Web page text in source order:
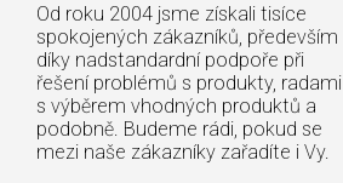
Od roku 2004 jsme získali tisíce
spokojených zákazníků, především
díky nadstandardní podpoře při
řešení problémů s produkty, radami
s výběrem vhodných produktů a
podobně. Budeme rádi, pokud se
mezi naše zákazníky zařadíte i Vy.